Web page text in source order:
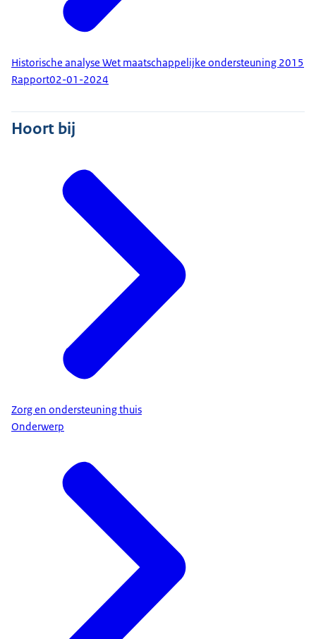
Historische analyse Wet maatschappelijke ondersteuning 2015
Rapport02-01-2024
Hoort bij
Zorg en ondersteuning thuis
Onderwerp